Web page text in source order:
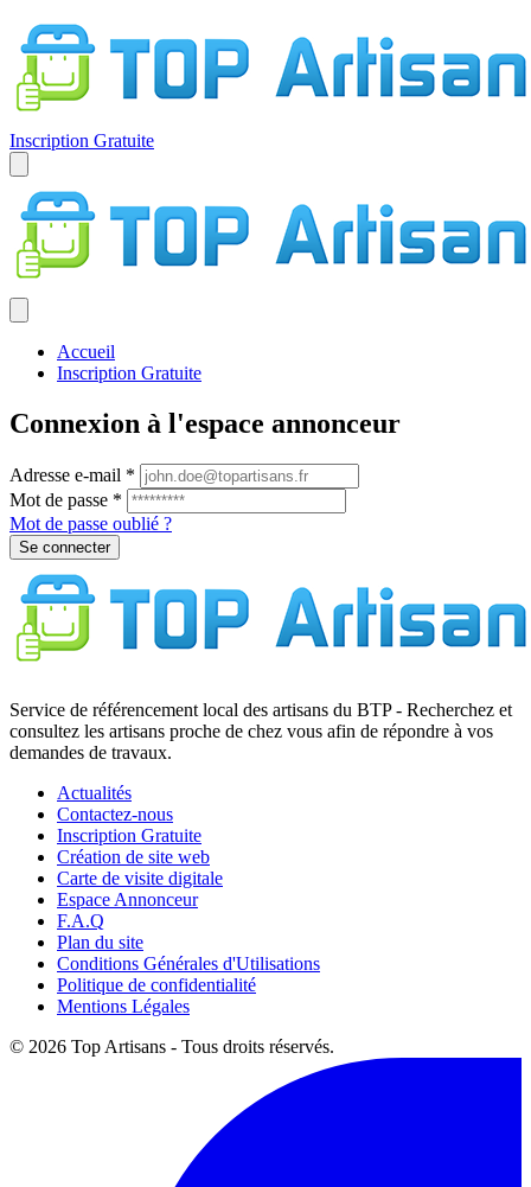
Inscription Gratuite
Accueil
Inscription Gratuite
Connexion à l'espace annonceur
Adresse e-mail
Mot de passe
Mot de passe oublié ?
Se connecter
Service de référencement local des artisans du BTP - Recherchez et
consultez les artisans proche de chez vous afin de répondre à vos
demandes de travaux.
Actualités
Contactez-nous
Inscription Gratuite
Création de site web
Carte de visite digitale
Espace Annonceur
F.A.Q
Plan du site
Conditions Générales d'Utilisations
Politique de confidentialité
Mentions Légales
© 2026 Top Artisans - Tous droits réservés.